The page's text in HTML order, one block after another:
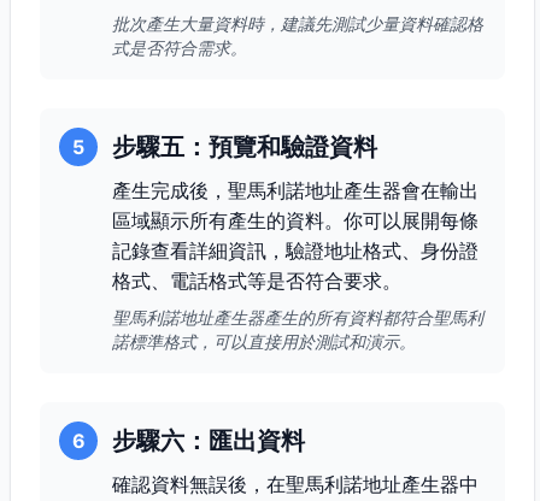
批次產生大量資料時，建議先測試少量資料確認格
式是否符合需求。
5 步驟五：預覽和驗證資料
產生完成後，聖馬利諾地址產生器會在輸出
區域顯示所有產生的資料。你可以展開每條
記錄查看詳細資訊，驗證地址格式、身份證
格式、電話格式等是否符合要求。
聖馬利諾地址產生器產生的所有資料都符合聖馬利
諾標準格式，可以直接用於測試和演示。
6 步驟六：匯出資料
確認資料無誤後，在聖馬利諾地址產生器中